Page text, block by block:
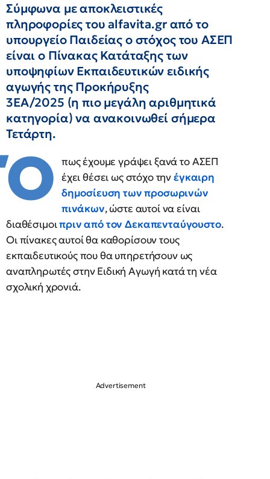
Σύμφωνα με αποκλειστικές
πληροφορίες του alfavita.gr από το
υπουργείο Παιδείας ο στόχος του ΑΣΕΠ
είναι ο Πίνακας Κατάταξης των
υποψηφίων Εκπαιδευτικών ειδικής
αγωγής της Προκήρυξης
3ΕΑ/2025 (η πιο μεγάλη αριθμητικά
κατηγορία) να ανακοινωθεί σήμερα
Τετάρτη.
Ό πως έχουμε γράψει ξανά το ΑΣΕΠ
έχει θέσει ως στόχο τηνέγκαιρη
δημοσίευση των προσωρινών
πινάκων, ώστε αυτοί να είναι
διαθέσιμοιπριν από τον Δεκαπενταύγουστο.
Οι πίνακες αυτοί θα καθορίσουν τους
εκπαιδευτικούς που θα υπηρετήσουν ως
αναπληρωτές στην Ειδική Αγωγή κατά τη νέα
σχολική χρονιά.